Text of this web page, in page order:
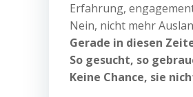
Erfahrung,
Nein, nicht mehr
Gerade in diesen
So gesucht, so
Keine Chance, sie